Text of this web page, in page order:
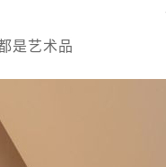
是艺术品